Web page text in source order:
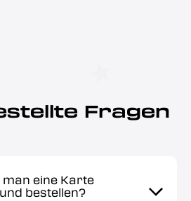
Fragen
eine Karte
bestellen?